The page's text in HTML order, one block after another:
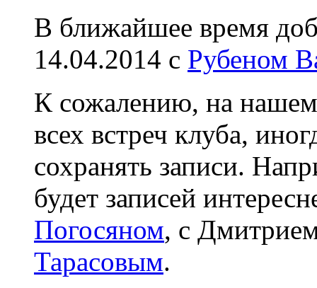
В ближайшее время
14.04.2014 с Рубеном
К сожалению, на нашем
всех встреч клуба,
сохранять записи.
будет записей
Погосяном, с
Тарасовым.